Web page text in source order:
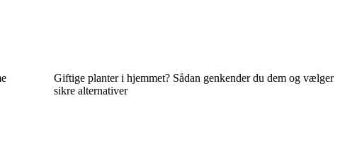
Giftige planter i hjemmet? Sådan genkender du dem og vælger
sikre alternativer